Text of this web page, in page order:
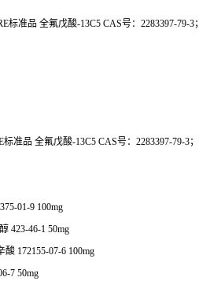
标准品 全氟戊酸-13C5 CAS号：2283397-79-
标准品 全氟戊酸-13C5 CAS号：2283397-79-
01-9 100mg
423-46-1 50mg
172155-07-6 100mg
7 50mg